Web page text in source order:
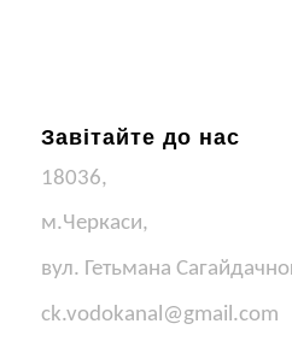
Завітайте до нас
18036,
м.Черкаси,
вул. Гетьмана
ck.vodokanal@gmail.com